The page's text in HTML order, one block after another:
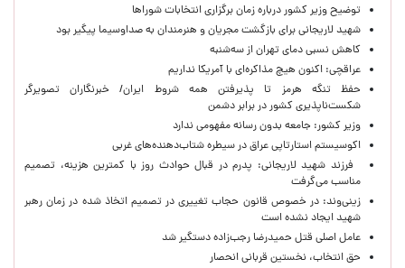
توضیح وزیر کشور درباره زمان برگزاری انتخابات شوراها
شهید لاریجانی برای بازگشت مجریان و هنرمندان به صداوسیما پیگیر بود
کاهش نسبی دمای تهران از سه‌شنبه
عراقچی: اکنون هیچ مذاکره‌ای با آمریکا نداریم
حفظ تنگه هرمز تا پذیرفتن همه شروط ایران/ خبرنگاران تصویرگر
شکست‌ناپذیری کشور در برابر دشمن
وزیر کشور: جامعه بدون رسانه مفهومی ندارد
اکوسیستم استارتاپی عراق در سیطره شتاب‌دهنده‌‌های غربی
فرزند شهید لاریجانی: پدرم در قبال حوادث روز با کمترین هزینه، تصمیم
مناسب می‌گرفت
زینی‌وند: در خصوص قانون حجاب تغییری در تصمیم اتخاذ شده در زمان رهبر
شهید ایجاد نشده است
عامل اصلی قتل حمیدرضا رجب‌زاده دستگیر شد
حق انتخاب، نخستین قربانی انحصار